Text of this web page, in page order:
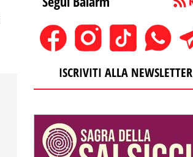
ISCRIVITI ALLA NEWSLETTER